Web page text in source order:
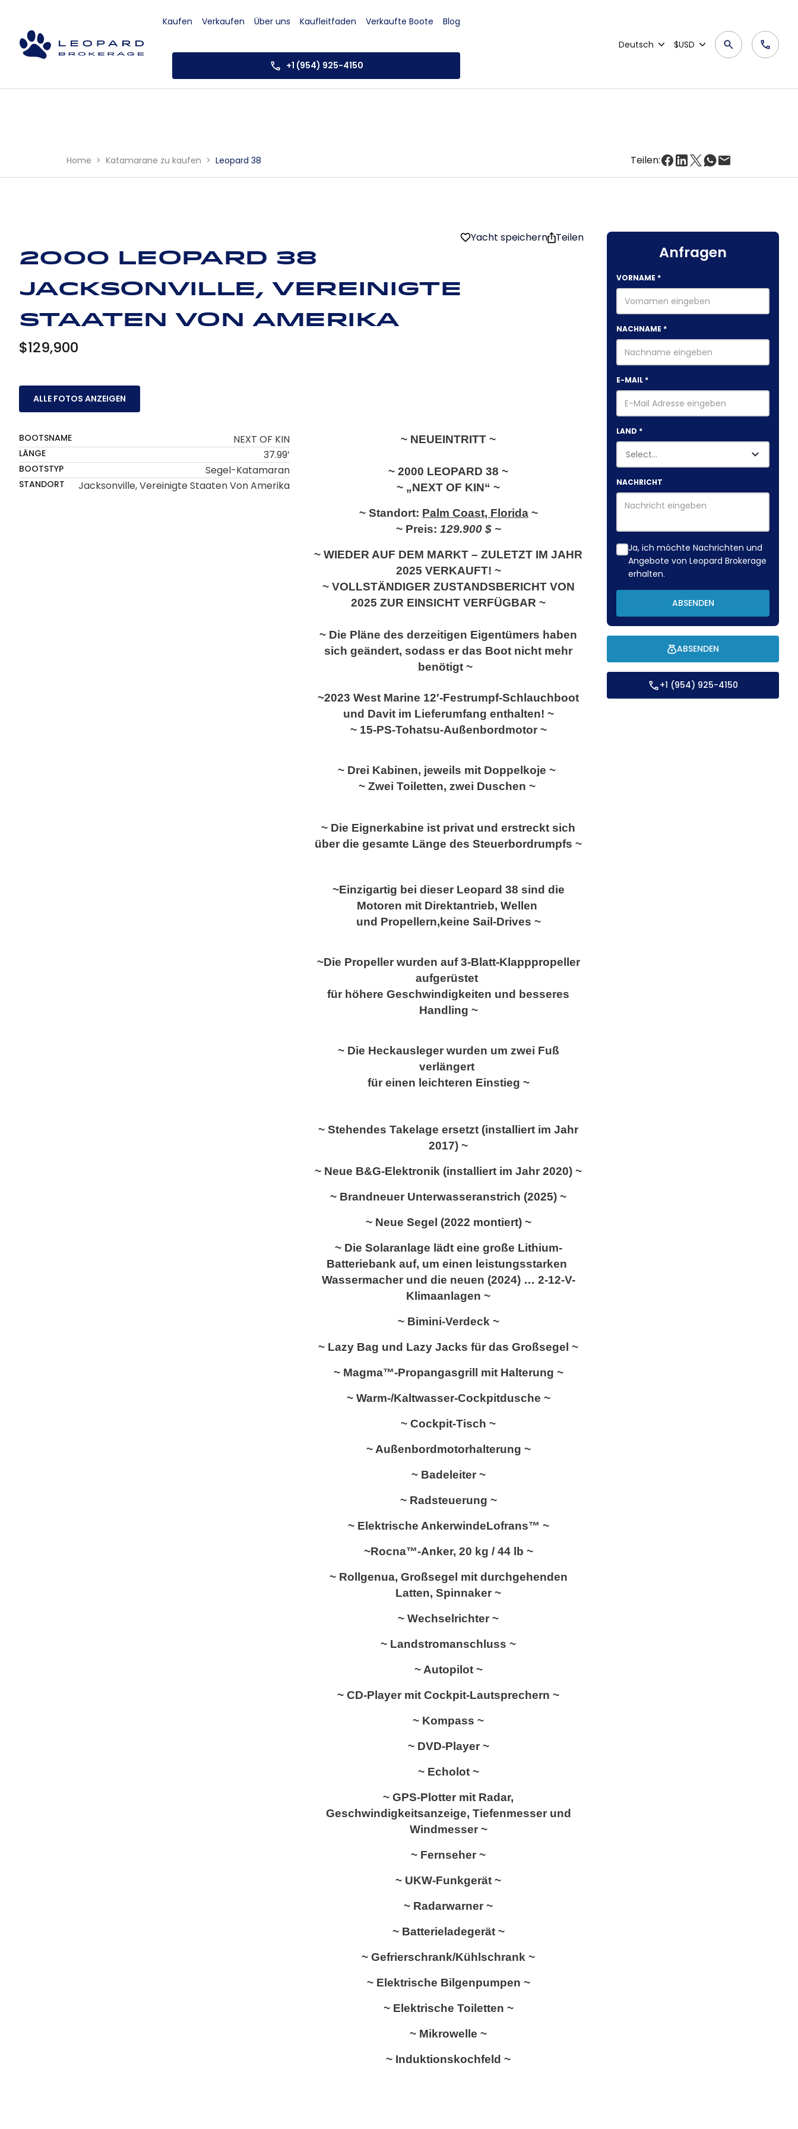
Kaufen Verkaufen Über uns Kaufleitfaden Verkaufte Boote Blog
+1 (954) 925-4150
Deutsch $USD
Home Katamarane zu kaufen Leopard 38 Teilen:
Yacht speichern Teilen
2000 Leopard 38
Jacksonville, Vereinigte
Staaten von Amerika
$129,900
ALLE FOTOS ANZEIGEN
BOOTSNAME NEXT OF KIN
LÄNGE 37.99’
BOOTSTYP Segel-Katamaran
STANDORT Jacksonville, Vereinigte Staaten Von Amerika
~ NEUEINTRITT ~
~ 2000 LEOPARD 38 ~
~ „NEXT OF KIN“ ~
~ Standort: Palm Coast, Florida~
~ Preis: 129.900 $ ~
~ WIEDER AUF DEM MARKT – ZULETZT IM JAHR
2025 VERKAUFT! ~
~ VOLLSTÄNDIGER ZUSTANDSBERICHT VON
2025 ZUR EINSICHT VERFÜGBAR ~
~ Die Pläne des derzeitigen Eigentümers haben
sich geändert, sodass er das Boot nicht mehr
benötigt ~
~2023 West Marine 12′-Festrumpf-Schlauchboot
und Davit im Lieferumfang enthalten! ~
~ 15-PS-Tohatsu-Außenbordmotor ~
~ Drei Kabinen, jeweils mit Doppelkoje ~
~ Zwei Toiletten, zwei Duschen ~
~ Die Eignerkabine ist privat und erstreckt sich
über die gesamte Länge des Steuerbordrumpfs ~
~Einzigartig bei dieser Leopard 38 sind die
Motoren mit Direktantrieb, Wellen
und Propellern,keine Sail-Drives ~
~Die Propeller wurden auf 3-Blatt-Klapppropeller
aufgerüstet
für höhere Geschwindigkeiten und besseres
Handling ~
~ Die Heckausleger wurden um zwei Fuß
verlängert
für einen leichteren Einstieg ~
~ Stehendes Takelage ersetzt (installiert im Jahr
2017) ~
~ Neue B&G-Elektronik (installiert im Jahr 2020) ~
~ Brandneuer Unterwasseranstrich (2025) ~
~ Neue Segel (2022 montiert) ~
~ Die Solaranlage lädt eine große Lithium-
Batteriebank auf, um einen leistungsstarken
Wassermacher und die neuen (2024) … 2-12-V-
Klimaanlagen ~
~ Bimini-Verdeck ~
~ Lazy Bag und Lazy Jacks für das Großsegel ~
~ Magma™-Propangasgrill mit Halterung ~
~ Warm-/Kaltwasser-Cockpitdusche ~
~ Cockpit-Tisch ~
~ Außenbordmotorhalterung ~
~ Badeleiter ~
~ Radsteuerung ~
~ Elektrische AnkerwindeLofrans™ ~
~Rocna™-Anker, 20 kg / 44 lb ~
~ Rollgenua, Großsegel mit durchgehenden
Latten, Spinnaker ~
~ Wechselrichter ~
~ Landstromanschluss ~
~ Autopilot ~
~ CD-Player mit Cockpit-Lautsprechern ~
~ Kompass ~
~ DVD-Player ~
~ Echolot ~
~ GPS-Plotter mit Radar,
Geschwindigkeitsanzeige, Tiefenmesser und
Windmesser ~
~ Fernseher ~
~ UKW-Funkgerät ~
~ Radarwarner ~
~ Batterieladegerät ~
~ Gefrierschrank/Kühlschrank ~
~ Elektrische Bilgenpumpen ~
~ Elektrische Toiletten ~
~ Mikrowelle ~
~ Induktionskochfeld ~
Anfragen
VORNAME *
NACHNAME *
E-MAIL *
LAND *
NACHRICHT
Ja, ich möchte Nachrichten und
Angebote von Leopard Brokerage
erhalten.
ABSENDEN
ABSENDEN
+1 (954) 925-4150